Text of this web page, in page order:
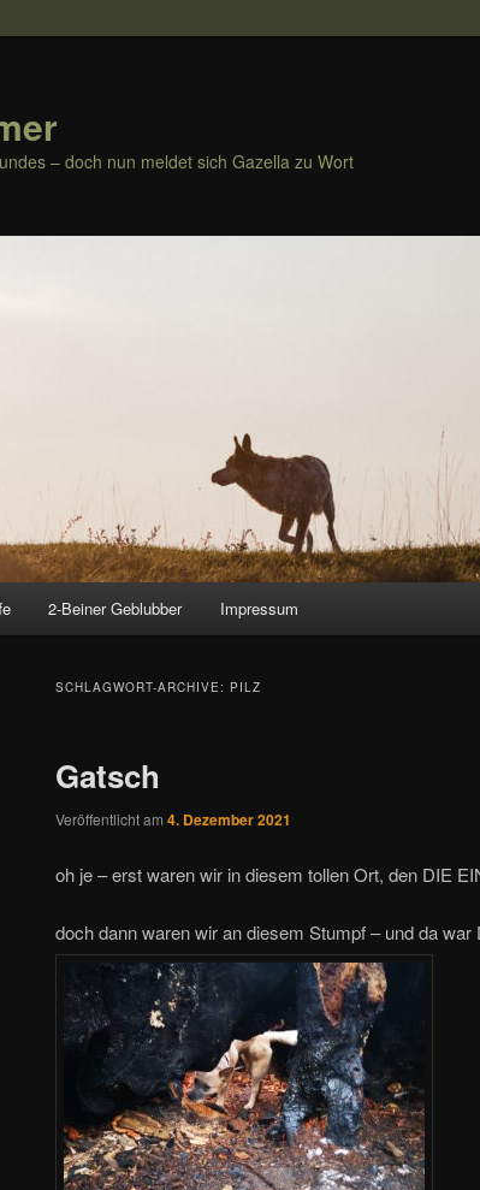
– doch nun meldet sich Gazella zu Wort
2-Beiner Geblubber Impressum
SCHLAGWORT-ARCHIVE: PILZ
Gatsch
Veröffentlicht am 4. Dezember 2021
oh je – erst waren wir in diesem tollen Ort, den DIE
doch dann waren wir an diesem Stumpf – und da